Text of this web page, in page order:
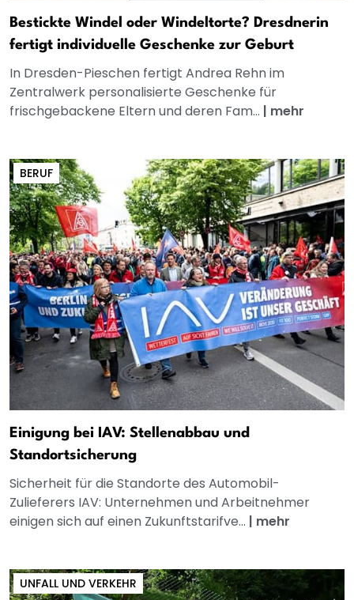
Bestickte Windel oder Windeltorte? Dresdnerin
fertigt individuelle Geschenke zur Geburt
In Dresden-Pieschen fertigt Andrea Rehn im
Zentralwerk personalisierte Geschenke für
frischgebackene Eltern und deren Fam... | mehr
BERUF
Einigung bei IAV: Stellenabbau und
Standortsicherung
Sicherheit für die Standorte des Automobil-
Zulieferers IAV: Unternehmen und Arbeitnehmer
einigen sich auf einen Zukunftstarifve... | mehr
UNFALL UND VERKEHR